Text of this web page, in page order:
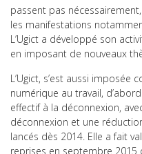
passent pas
les manifestations
L’Ugict a développé son
en imposant de nouveaux
L’Ugict, s’est aussi imposée
numérique au travail,
effectif à la déconnexion,
déconnexion et une
lancés dès 2014. Elle a fait
reprises en septembre